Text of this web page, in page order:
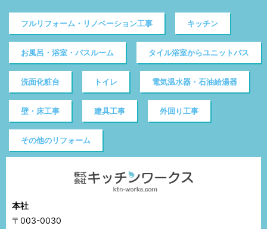
フルリフォーム・リノベーション工事 キッチン
お風呂・浴室・バスルーム タイル浴室からユニットバス
洗面化粧台 トイレ 電気温水器・石油給湯器
壁・床工事 建具工事 外回り工事
その他のリフォーム
本社
〒003-0030